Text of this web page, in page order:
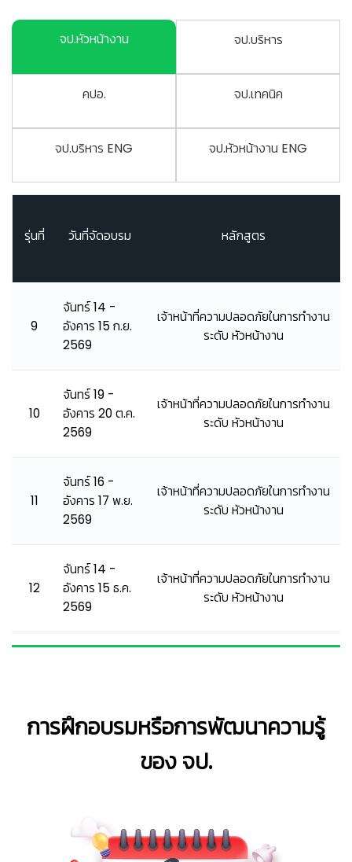
👷
จป.หัวหน้างาน จป.บริหาร
คปอ. จป.เทคนิค
จป.บริหาร ENG จป.หัวหน้างาน ENG
รุ่นที่ วันที่จัดอบรม หลักสูตร
9
จันทร์ 14 -
อังคาร 15 ก.ย.
2569
เจ้าหน้าที่ความปลอดภัยในการทำงาน
ระดับ หัวหน้างาน
10
จันทร์ 19 -
อังคาร 20 ต.ค.
2569
เจ้าหน้าที่ความปลอดภัยในการทำงาน
ระดับ หัวหน้างาน
11
จันทร์ 16 -
อังคาร 17 พ.ย.
2569
เจ้าหน้าที่ความปลอดภัยในการทำงาน
ระดับ หัวหน้างาน
12
จันทร์ 14 -
อังคาร 15 ธ.ค.
2569
เจ้าหน้าที่ความปลอดภัยในการทำงาน
ระดับ หัวหน้างาน
การฝึกอบรมหรือการพัฒนาความรู้
ของ จป.